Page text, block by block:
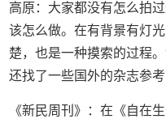
高原：大家都没有怎么拍
该怎么做。在有背景有灯
楚，也是一种摸索的过程
还找了一些国外的杂志参
《新民周刊》：在《自在